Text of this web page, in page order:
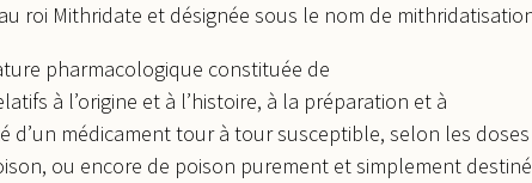
roi Mithridate et désignée sous le nom de
pharmacologique constituée de
à l’origine et à l’histoire, à la préparation et à
d’un médicament tour à tour susceptible, selon les doses
ou encore de poison purement et simplement destiné